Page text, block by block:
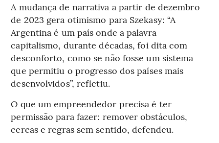
A mudança de narrativa a partir de dezembro
de 2023 gera otimismo para Szekasy: “A
Argentina é um país onde a palavra
capitalismo, durante décadas, foi dita com
desconforto, como se não fosse um sistema
que permitiu o progresso dos países mais
desenvolvidos”, refletiu.
O que um empreendedor precisa é ter
permissão para fazer: remover obstáculos,
cercas e regras sem sentido, defendeu.